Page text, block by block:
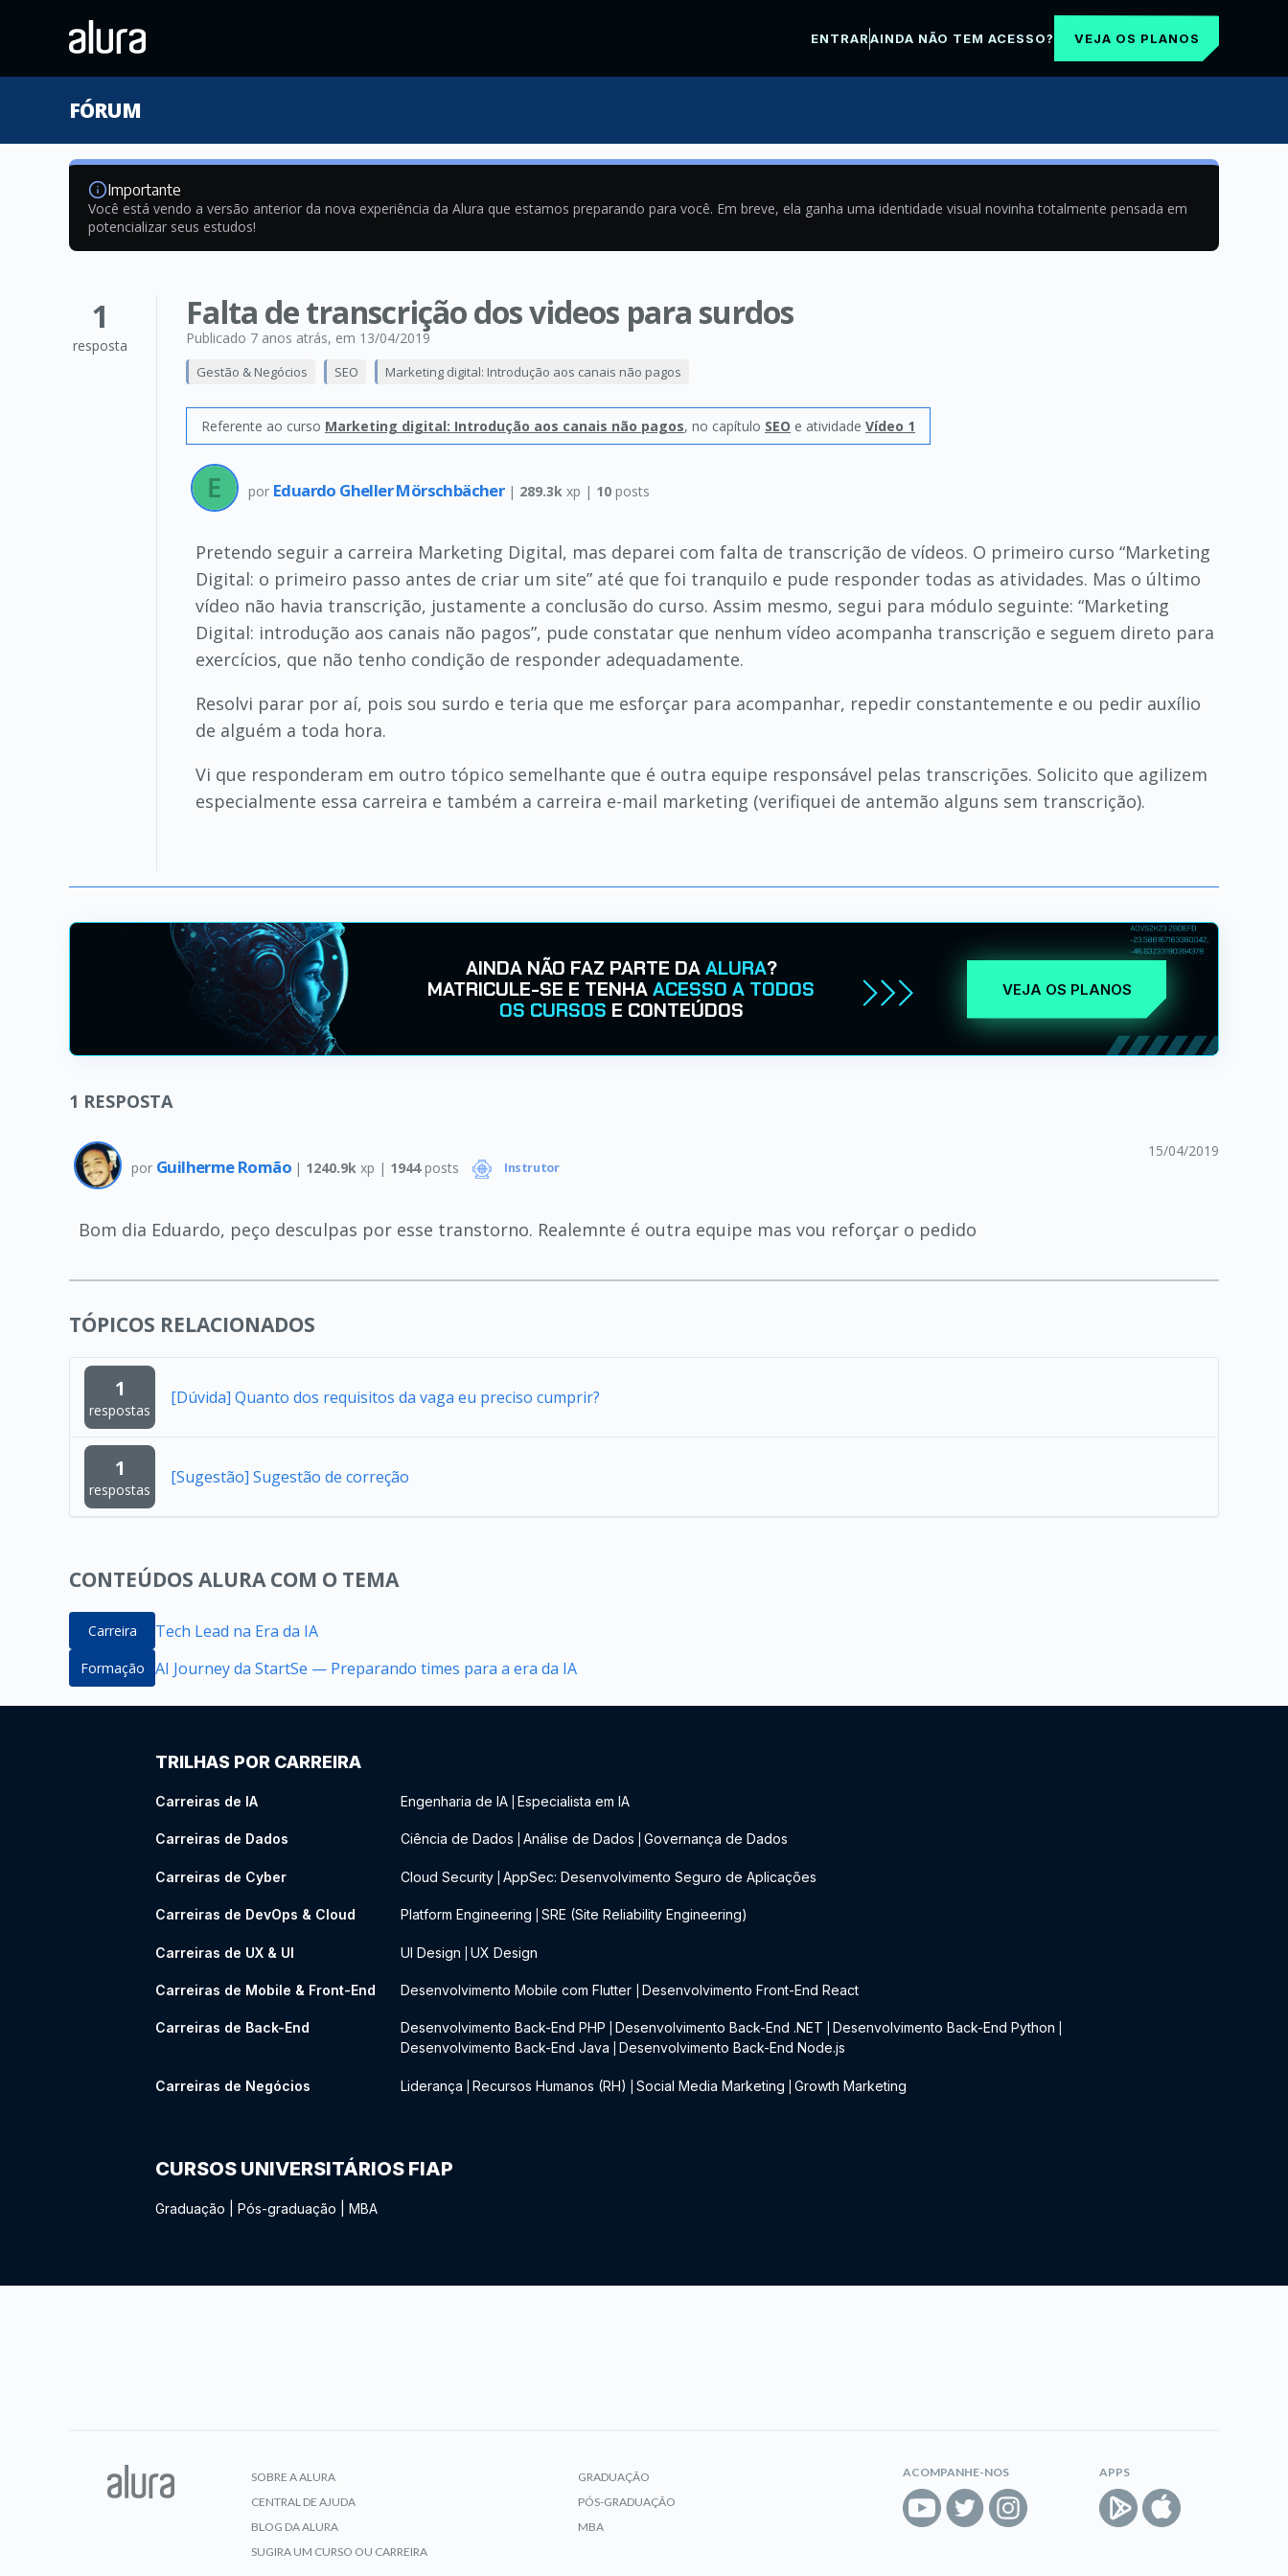
ENTRARAINDA NÃO TEM ACESSO? VEJA OS PLANOS
FÓRUM
Importante
Você está vendo a versão anterior da nova experiência da Alura que estamos preparando para você. Em breve, ela ganha uma identidade visual novinha totalmente pensada em
potencializar seus estudos!
1
resposta
Falta de transcrição dos videos para surdos
Publicado 7 anos atrás, em 13/04/2019
Gestão & Negócios SEO Marketing digital: Introdução aos canais não pagos
Referente ao curso Marketing digital: Introdução aos canais não pagos, no capítulo SEO e atividade Vídeo 1
por Eduardo Gheller Mörschbächer | 289.3k xp | 10posts
Pretendo seguir a carreira Marketing Digital, mas deparei com falta de transcrição de vídeos. O primeiro curso “Marketing
Digital: o primeiro passo antes de criar um site” até que foi tranquilo e pude responder todas as atividades. Mas o último
vídeo não havia transcrição, justamente a conclusão do curso. Assim mesmo, segui para módulo seguinte: “Marketing
Digital: introdução aos canais não pagos”, pude constatar que nenhum vídeo acompanha transcrição e seguem direto para
exercícios, que não tenho condição de responder adequadamente.
Resolvi parar por aí, pois sou surdo e teria que me esforçar para acompanhar, repedir constantemente e ou pedir auxílio
de alguém a toda hora.
Vi que responderam em outro tópico semelhante que é outra equipe responsável pelas transcrições. Solicito que agilizem
especialmente essa carreira e também a carreira e-mail marketing (verifiquei de antemão alguns sem transcrição).
AINDA NÃO FAZ PARTE DAALURA?
MATRICULE-SE E TENHAACESSO A TODOS
OS CURSOS E CONTEÚDOS
VEJA OS PLANOS
1 RESPOSTA
por Guilherme Romão | 1240.9k xp | 1944posts Instrutor
15/04/2019
Bom dia Eduardo, peço desculpas por esse transtorno. Realemnte é outra equipe mas vou reforçar o pedido
TÓPICOS RELACIONADOS
1
respostas
[Dúvida] Quanto dos requisitos da vaga eu preciso cumprir?
1
respostas
[Sugestão] Sugestão de correção
CONTEÚDOS ALURA COM O TEMA
Carreira Tech Lead na Era da IA
Formação AI Journey da StartSe — Preparando times para a era da IA
TRILHAS POR CARREIRA
Carreiras de IA Engenharia de IA Especialista em IA
Carreiras de Dados Ciência de Dados Análise de Dados Governança de Dados
Carreiras de Cyber Cloud Security AppSec: Desenvolvimento Seguro de Aplicações
Carreiras de DevOps & Cloud Platform Engineering SRE (Site Reliability Engineering)
Carreiras de UX & UI UI Design UX Design
Carreiras de Mobile & Front-End Desenvolvimento Mobile com Flutter Desenvolvimento Front-End React
Carreiras de Back-End Desenvolvimento Back-End PHP Desenvolvimento Back-End .NET Desenvolvimento Back-End Python
Desenvolvimento Back-End Java Desenvolvimento Back-End Node.js
Carreiras de Negócios Liderança Recursos Humanos (RH) Social Media Marketing Growth Marketing
CURSOS UNIVERSITÁRIOS FIAP
Graduação Pós-graduação MBA
SOBRE A ALURA
CENTRAL DE AJUDA
BLOG DA ALURA
SUGIRA UM CURSO OU CARREIRA
GRADUAÇÃO
PÓS-GRADUAÇÃO
MBA
ACOMPANHE-NOS APPS